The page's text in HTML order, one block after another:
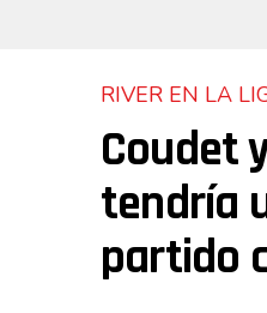
RIVER EN LA
Coudet
tendría
partido